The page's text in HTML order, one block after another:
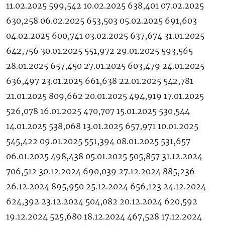
11.02.2025 599,542 10.02.2025 638,401 07.02.2025
630,258 06.02.2025 653,503 05.02.2025 691,603
04.02.2025 600,741 03.02.2025 637,674 31.01.2025
642,756 30.01.2025 551,972 29.01.2025 593,565
28.01.2025 657,450 27.01.2025 603,479 24.01.2025
636,497 23.01.2025 661,638 22.01.2025 542,781
21.01.2025 809,662 20.01.2025 494,919 17.01.2025
526,078 16.01.2025 470,707 15.01.2025 530,544
14.01.2025 538,068 13.01.2025 657,971 10.01.2025
545,422 09.01.2025 551,394 08.01.2025 531,657
06.01.2025 498,438 05.01.2025 505,857 31.12.2024
706,512 30.12.2024 690,039 27.12.2024 885,236
26.12.2024 895,950 25.12.2024 656,123 24.12.2024
624,392 23.12.2024 504,082 20.12.2024 620,592
19.12.2024 525,680 18.12.2024 467,528 17.12.2024